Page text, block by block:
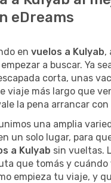
eDreams
en vuelos a Kulyab,
a buscar. Ya
corta, unas
viaje más largo que
la pena arrancar con
una amplia
un solo lugar, para
a Kulyab sin vueltas.
que tomás y cuándo
empieza tu viaje, y